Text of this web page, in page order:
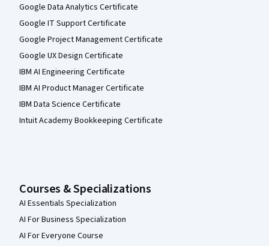
Google Data Analytics Certificate
Google IT Support Certificate
Google Project Management Certificate
Google UX Design Certificate
IBM AI Engineering Certificate
IBM AI Product Manager Certificate
IBM Data Science Certificate
Intuit Academy Bookkeeping Certificate
Courses & Specializations
AI Essentials Specialization
AI For Business Specialization
AI For Everyone Course